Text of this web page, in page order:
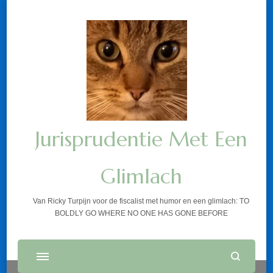
Jurisprudentie Met Een
Glimlach
Van Ricky Turpijn voor de fiscalist met humor en een glimlach: TO
BOLDLY GO WHERE NO ONE HAS GONE BEFORE